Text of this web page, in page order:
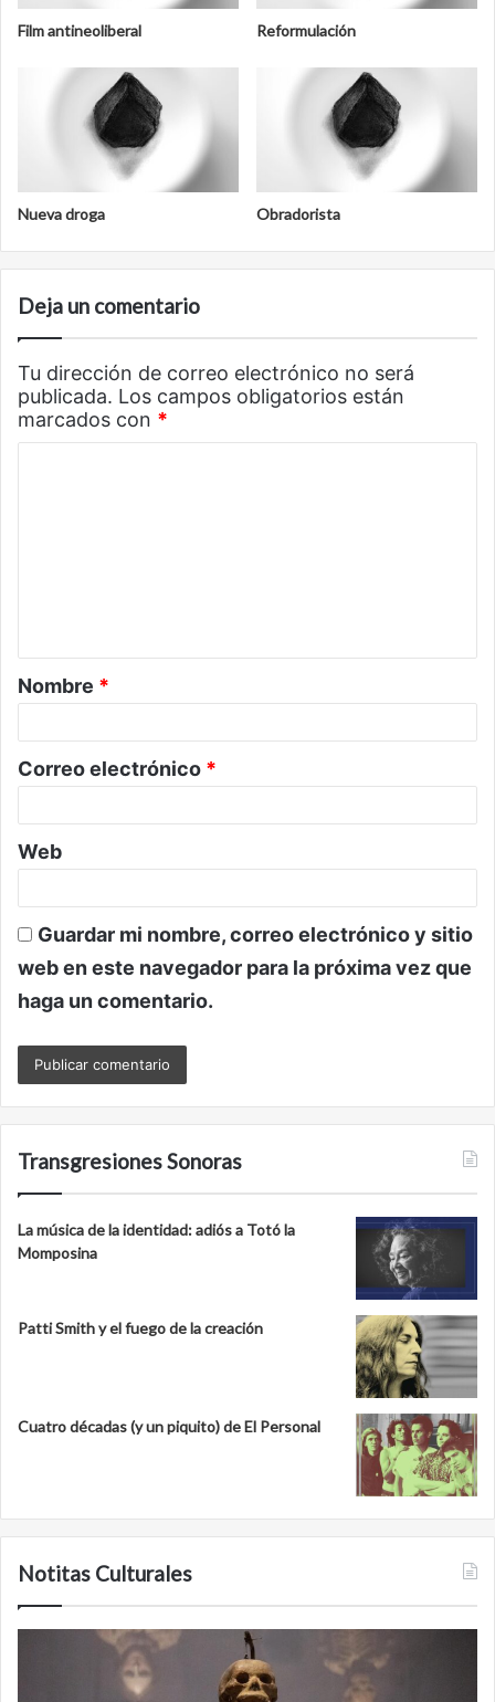
Film antineoliberal Reformulación
Nueva droga Obradorista
Deja un comentario
Tu dirección de correo electrónico no será
publicada. Los campos obligatorios están
marcados con *
a
r
o
*
Nombre *
Correo electrónico *
Web
Guardar mi nombre, correo electrónico y sitio
web en este navegador para la próxima vez que
haga un comentario.
Transgresiones Sonoras
La música de la identidad: adiós a Totó la
Momposina
Patti Smith y el fuego de la creación
Cuatro décadas (y un piquito) de El Personal
Notitas Culturales